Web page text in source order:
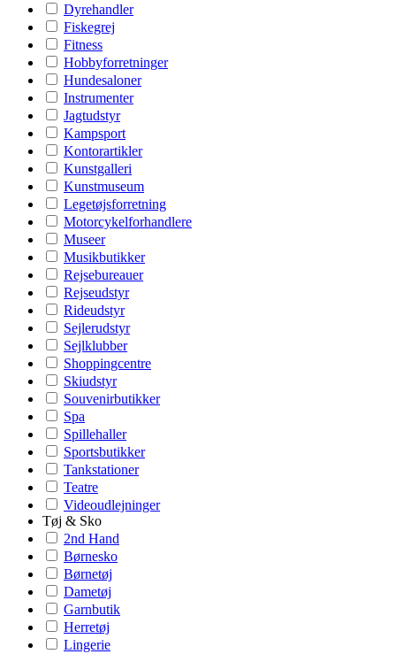
Dyrehandler
Fiskegrej
Fitness
Hobbyforretninger
Hundesaloner
Instrumenter
Jagtudstyr
Kampsport
Kontorartikler
Kunstgalleri
Kunstmuseum
Legetøjsforretning
Motorcykelforhandlere
Museer
Musikbutikker
Rejsebureauer
Rejseudstyr
Rideudstyr
Sejlerudstyr
Sejlklubber
Shoppingcentre
Skiudstyr
Souvenirbutikker
Spa
Spillehaller
Sportsbutikker
Tankstationer
Teatre
Videoudlejninger
Tøj & Sko
2nd Hand
Børnesko
Børnetøj
Dametøj
Garnbutik
Herretøj
Lingerie